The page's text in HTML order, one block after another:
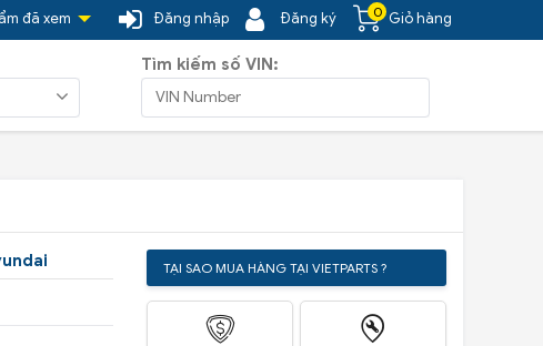
0 Giỏ hàng
Đăng ký
Đăng nhập
đã xem
Tìm kiếm số VIN:
TẠI SAO MUA HÀNG TẠI VIETPARTS ?